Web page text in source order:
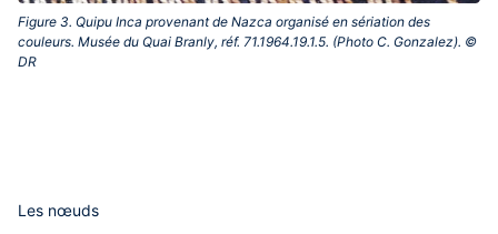
Figure 3. Quipu Inca provenant de Nazca organisé en sériation des
couleurs. Musée du Quai Branly, réf. 71.1964.19.1.5. (Photo C. Gonzalez). ©
DR‎
Les nœuds